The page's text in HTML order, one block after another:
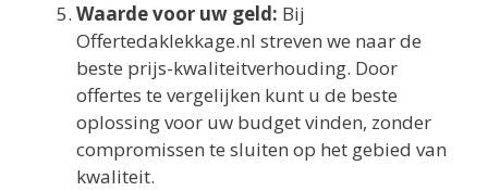
Waarde voor uw geld: Bij
Offertedaklekkage.nl streven we naar de
beste prijs-kwaliteitverhouding. Door
offertes te vergelijken kunt u de beste
oplossing voor uw budget vinden, zonder
compromissen te sluiten op het gebied van
kwaliteit.